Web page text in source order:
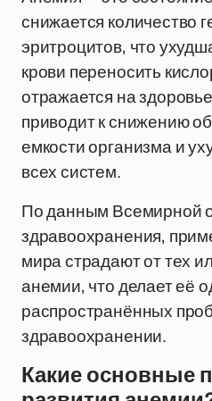
снижается количество
эритроцитов, что
крови переносить
отражается на
приводит к снижению
емкости организма и
всех систем.
По данным Всемирной
здравоохранения,
мира страдают от тех
анемии, что делает её
распространённых
здравоохранении.
Какие основные